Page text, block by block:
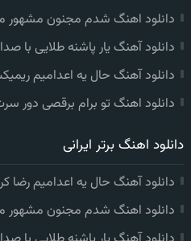
دانلود اهنگ شدم مجنون مشهور
دانلود آهنگ یار پاشنه طلایی با
دانلود آهنگ حال یه اعدامیم
دانلود اهنگ تو برام برقصی دور
دانلود اهنگ برتر ایرانی
دانلود آهنگ حال یه اعدامیم رضا
دانلود اهنگ شدم مجنون مشهور